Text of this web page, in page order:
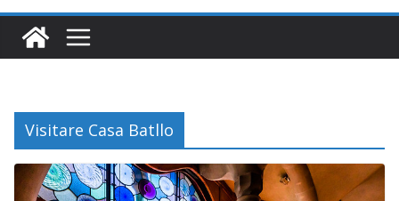
Visitare Casa Batllo